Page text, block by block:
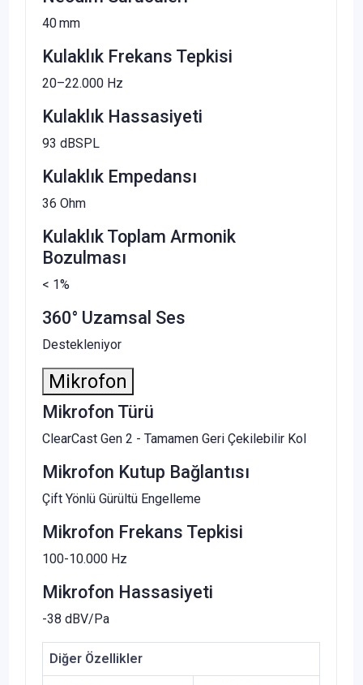
40 mm
Kulaklık Frekans Tepkisi
20–22.000 Hz
Kulaklık Hassasiyeti
93 dBSPL
Kulaklık Empedansı
36 Ohm
Kulaklık Toplam Armonik
Bozulması
< 1%
360° Uzamsal Ses
Destekleniyor
Mikrofon
Mikrofon Türü
ClearCast Gen 2 - Tamamen Geri Çekilebilir Kol
Mikrofon Kutup Bağlantısı
Çift Yönlü Gürültü Engelleme
Mikrofon Frekans Tepkisi
100-10.000 Hz
Mikrofon Hassasiyeti
-38 dBV/Pa
Diğer Özellikler